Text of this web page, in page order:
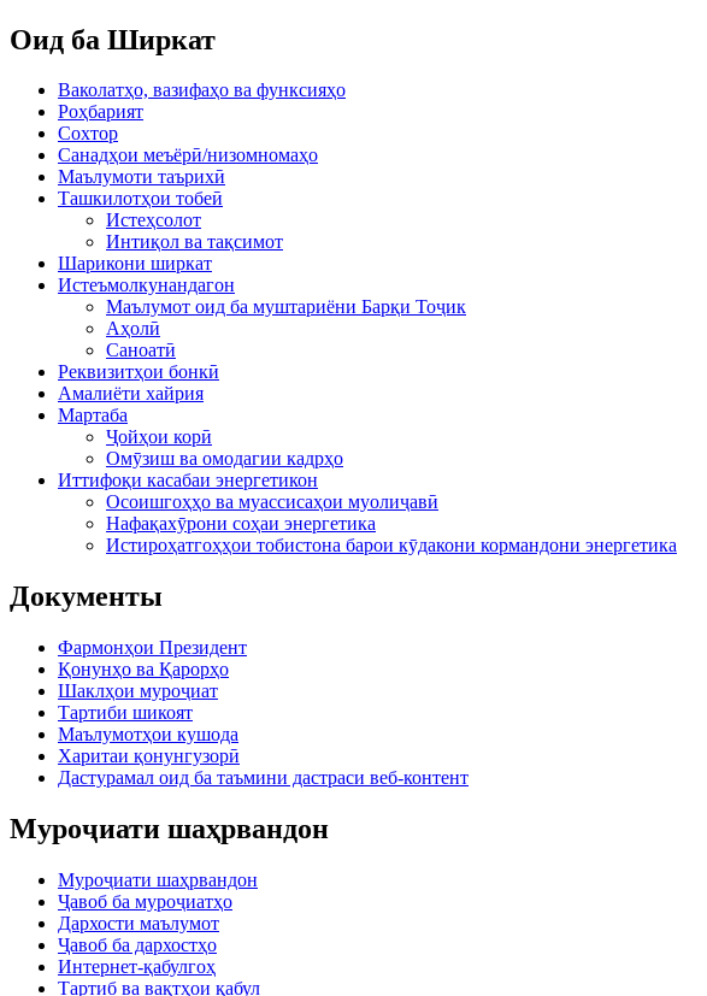
Оид ба Ширкат
Ваколатҳо, вазифаҳо ва функсияҳо
Роҳбарият
Сохтор
Санадҳои меъёрӣ/низомномаҳо
Маълумоти таърихӣ
Ташкилотҳои тобеӣ
Истеҳсолот
Интиқол ва тақсимот
Шарикони ширкат
Истеъмолкунандагон
Маълумот оид ба муштариёни Барқи Тоҷик
Аҳолӣ
Саноатӣ
Реквизитҳои бонкӣ
Амалиёти хайрия
Мартаба
Ҷойҳои корӣ
Омӯзиш ва омодагии кадрҳо
Иттифоқи касабаи энергетикон
Осоишгоҳҳо ва муассисаҳои муолиҷавӣ
Нафақахӯрони соҳаи энергетика
Истироҳатгоҳҳои тобистона барои кӯдакони кормандони энергетика
Документы
Фармонҳои Президент
Қонунҳо ва Қарорҳо
Шаклҳои муроҷиат
Тартиби шикоят
Маълумотҳои кушода
Харитаи қонунгузорӣ
Дастурамал оид ба таъмини дастраси веб-контент
Муроҷиати шаҳрвандон
Муроҷиати шаҳрвандон
Ҷавоб ба муроҷиатҳо
Дархости маълумот
Ҷавоб ба дархостҳо
Интернет-қабулгоҳ
Тартиб ва вақтҳои қабул